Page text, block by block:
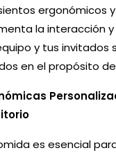
ergonómicos
la interacción y
y tus invitados
en el propósito
es esencial